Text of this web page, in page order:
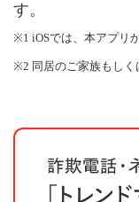
す。
※1 iOSでは、本アプリ
※2 同居のご家族もしく